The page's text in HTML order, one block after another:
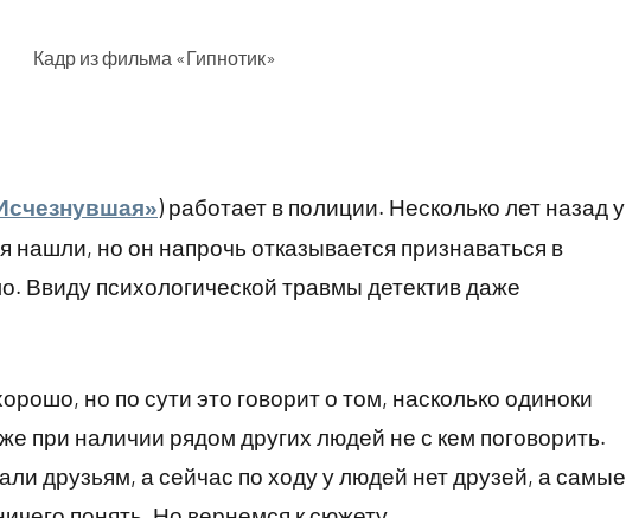
Кадр из фильма «Гипнотик»
) работает в полиции. Несколько лет назад у
нашли, но он напрочь отказывается признаваться в
Ввиду психологической травмы детектив даже
но по сути это говорит о том, насколько одиноки
при наличии рядом других людей не с кем поговорить.
друзьям, а сейчас по ходу у людей нет друзей, а самые